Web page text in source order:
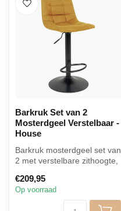
Barkruk Set van 2
Mosterdgeel Verstelbaar -
House
Barkruk mosterdgeel set van
2 met verstelbare zithoogte,
€209,95
Op voorraad